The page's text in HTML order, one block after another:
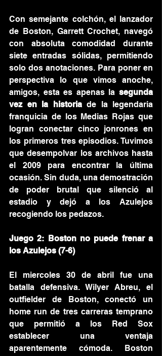
Con semejante colchón, el lanzador
de Boston, Garrett Crochet, navegó
con absoluta comodidad durante
siete entradas sólidas, permitiendo
solo dos anotaciones. Para poner en
perspectiva lo que vimos anoche,
amigos, esta es apenas la segunda
vez en la historia de la legendaria
franquicia de los Medias Rojas que
logran conectar cinco jonrones en
los primeros tres episodios. Tuvimos
que desempolvar los archivos hasta
el 2009 para encontrar la última
ocasión. Sin duda, una demostración
de poder brutal que silenció al
estadio y dejó a los Azulejos
recogiendo los pedazos.
Juego 2: Boston no puede frenar a
los Azulejos (7-6)
El miercoles 30 de abril fue una
batalla defensiva. Wilyer Abreu, el
outfielder de Boston, conectó un
home run de tres carreras temprano
que permitió a los Red Sox
establecer una ventaja
aparentemente cómoda. Boston